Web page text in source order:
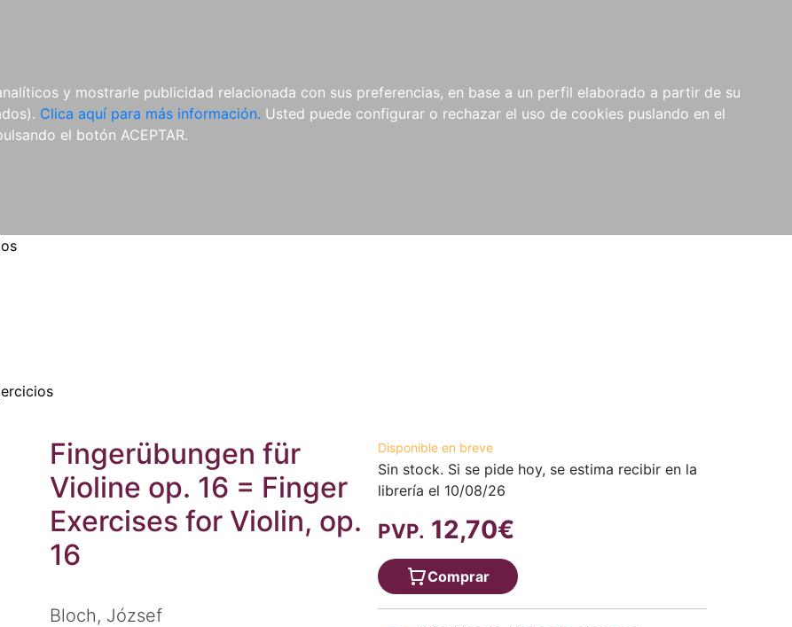
y mostrarle publicidad relacionada con sus preferencias, en base a un perfil elaborado a partir de su
Clica aquí para más información. Usted puede configurar o rechazar el uso de cookies puslando en el
el botón ACEPTAR.
REVISTAS
CDS Y
DVDS
MATERIAL
COMPLEMENTARIO
NOVEDADES NOTICIAS
COMPRAS
INSTITUCIONALES
Fingerübungen für
Violine op. 16 = Finger
Exercises for Violin, op.
16
Bloch, József
Disponible en breve
Sin stock. Si se pide hoy, se estima recibir en la
librería el 10/08/26
PVP. 12,70€
Comprar